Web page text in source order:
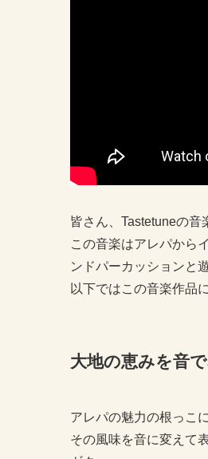
皆さん、Tastetuneの音
この音楽はアレパから
ンドパーカッションと
以下ではこの音楽作品
大地の恵みを音
アレパの魅力の根っこ
その風味を音に変えて